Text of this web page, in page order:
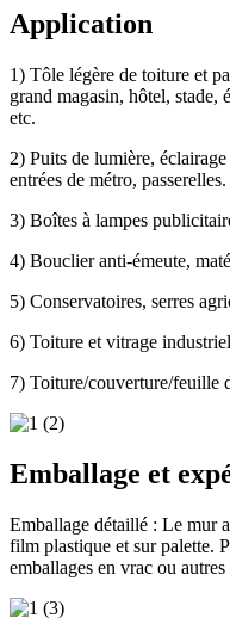
Application
1) Tôle légère de toiture et
grand magasin, hôtel, stade,
etc.
2) Puits de lumière,
entrées de métro, passerelles.
3) Boîtes à lampes
4) Bouclier anti-émeute,
5) Conservatoires, serres
6) Toiture et vitrage
7) Toiture/couverture/feuille
Emballage et
Emballage détaillé : Le mur
film plastique et sur palette.
emballages en vrac ou